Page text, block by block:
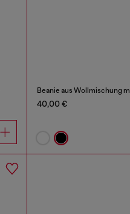
Beanie aus Wollmischung
40,00 €